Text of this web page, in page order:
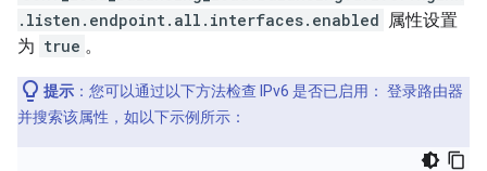
.listen.endpoint.all.interfaces.enabled 属性设置
为 true 。
提示 ：您可以通过以下方法检查 IPv6 是否已启用： 登录路由器
并搜索该属性，如以下示例所示：